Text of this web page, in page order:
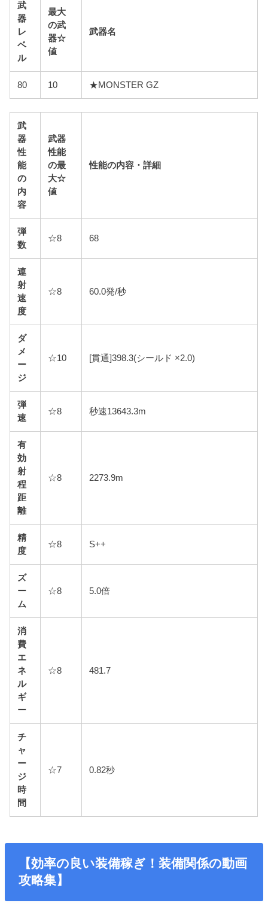
武
器
レ
ベ
ル
最大
の武
器☆
値
武器名
80 10 ★MONSTER GZ
武
器
性
能
の
内
容
武器
性能
の最
大☆
値
性能の内容・詳細
弾
数
☆8 68
連
射
速
度
☆8 60.0発/秒
ダ
メ
ー
ジ
☆10 [貫通]398.3(シールド ×2.0)
弾
速
☆8 秒速13643.3m
有
効
射
程
距
離
☆8 2273.9m
精
度
☆8 S++
ズ
ー
ム
☆8 5.0倍
消
費
エ
ネ
ル
ギ
ー
☆8 481.7
チ
ャ
ー
ジ
時
間
☆7 0.82秒
【効率の良い装備稼ぎ！装備関係の動画
攻略集】